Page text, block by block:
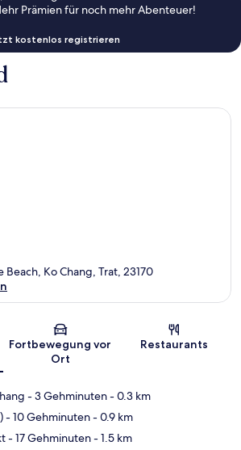
Prämien für noch mehr Abenteuer!
kostenlos registrieren
Karte
Beach, Ko Chang, Trat, 23170
Fortbewegung vor
Ort
Restaurants
- 3 Gehminuten- 0.3 km
- 10 Gehminuten- 0.9 km
- 17 Gehminuten- 1.5 km